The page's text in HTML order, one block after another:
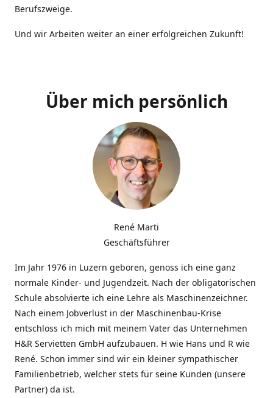
Berufszweige.
Und wir Arbeiten weiter an einer erfolgreichen Zukunft!
Über mich persönlich
René Marti
Geschäftsführer
Im Jahr 1976 in Luzern geboren, genoss ich eine ganz
normale Kinder- und Jugendzeit. Nach der obligatorischen
Schule absolvierte ich eine Lehre als Maschinenzeichner.
Nach einem Jobverlust in der Maschinenbau-Krise
entschloss ich mich mit meinem Vater das Unternehmen
H&R Servietten GmbH aufzubauen. H wie Hans und R wie
René. Schon immer sind wir ein kleiner sympathischer
Familienbetrieb, welcher stets für seine Kunden (unsere
Partner) da ist.